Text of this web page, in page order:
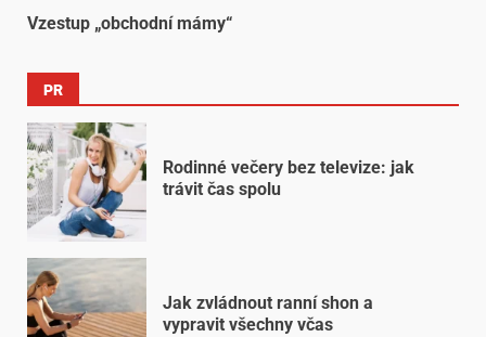
Vzestup „obchodní mámy“
PR
Rodinné večery bez televize: jak
trávit čas spolu
Jak zvládnout ranní shon a
vypravit všechny včas